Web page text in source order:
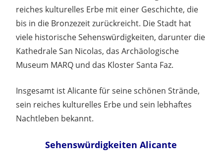
reiches kulturelles Erbe mit einer Geschichte, die
bis in die Bronzezeit zurückreicht. Die Stadt hat
viele historische Sehenswürdigkeiten, darunter die
Kathedrale San Nicolas, das Archäologische
Museum MARQ und das Kloster Santa Faz.
Insgesamt ist Alicante für seine schönen Strände,
sein reiches kulturelles Erbe und sein lebhaftes
Nachtleben bekannt.
Sehenswürdigkeiten Alicante